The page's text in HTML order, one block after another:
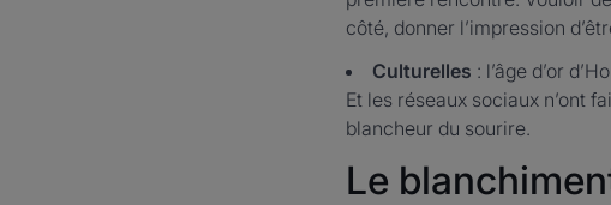
côté, donner l’impression
Culturelles : l’âge d’or
Et les réseaux sociaux n’ont
blancheur du sourire.
Le